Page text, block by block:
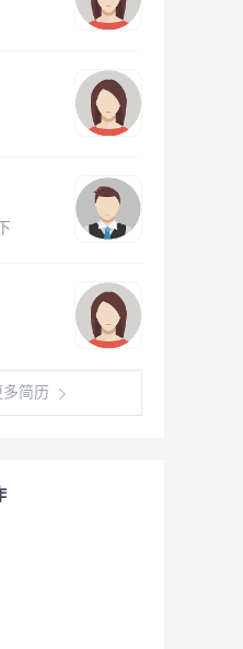
简历